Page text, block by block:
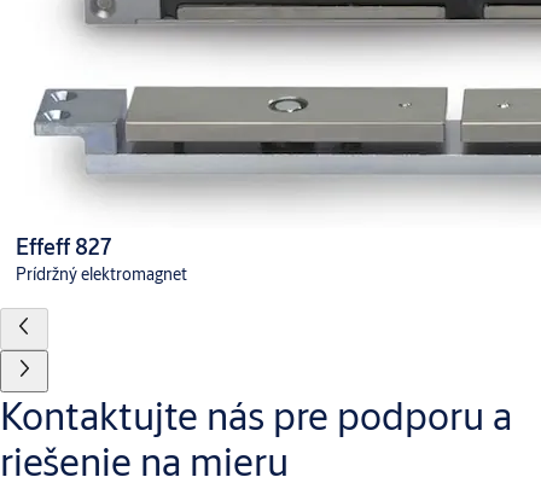
Effeff 827
Prídržný elektromagnet
Kontaktujte nás pre podporu a
riešenie na mieru